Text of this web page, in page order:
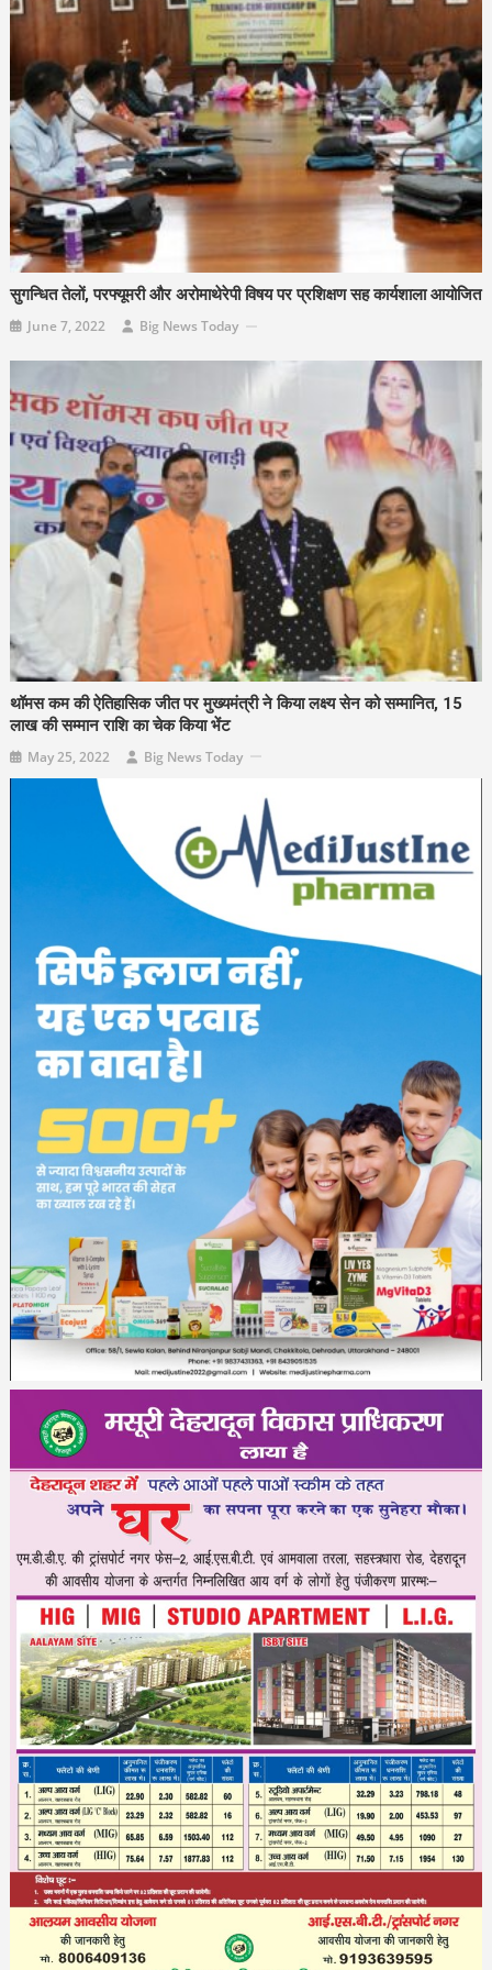
सुगन्धित तेलों, परफ्यूमरी और अरोमाथेरेपी विषय पर प्रशिक्षण सह कार्यशाला आयोजित
June 7, 2022 Big News Today
थॉमस कम की ऐतिहासिक जीत पर मुख्यमंत्री ने किया लक्ष्य सेन को सम्मानित, 15
लाख की सम्मान राशि का चेक किया भेंट
May 25, 2022 Big News Today